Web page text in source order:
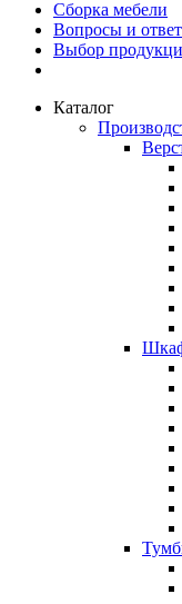
Сборка мебели
Вопросы и
Выбор
Каталог